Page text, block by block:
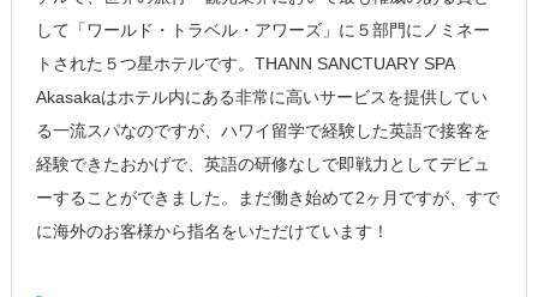
して「ワールド・トラベル・アワーズ」に５部門にノミネー
トされた５つ星ホテルです。THANN SANCTUARY SPA
Akasakaはホテル内にある非常に高いサービスを提供してい
る一流スパなのですが、ハワイ留学で経験した英語で接客を
経験できたおかげで、英語の研修なしで即戦力としてデビュ
ーすることができました。まだ働き始めて2ヶ月ですが、すで
に海外のお客様から指名をいただけています！